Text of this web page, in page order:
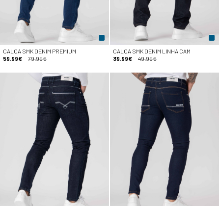
CALÇA SMK DENIM PREMIUM
59.99€
79.99€
CALÇA SMK DENIM LINHA CAM
39.99€
49.99€